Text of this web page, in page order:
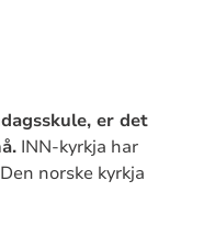
er det
INN-kyrkja har
norske kyrkja